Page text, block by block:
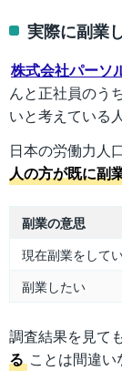
実際に副業
株式会社パーソ
んと正社員のう
いと考えている
日本の労働力人
人の方が既に副
副業の意思
現在副業をして
副業したい
調査結果を見ても
る ことは間違い